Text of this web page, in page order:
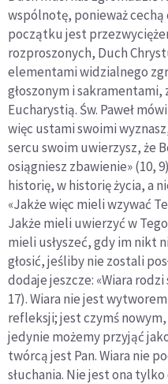
wspólnotę, ponieważ
początku jest
rozproszonych, Duch
elementami widzialnego
głoszonym i sakramentami,
Eucharystią. Św. Paweł
więc ustami swoimi
sercu swoim uwierzysz, że
osiągniesz zbawienie» (10,
historię, w historię życia, a
«Jakże więc mieli wzywać
Jakże mieli uwierzyć w
mieli usłyszeć, gdy im nikt
głosić, jeśliby nie zostali
dodaje jeszcze: «Wiara rodzi
17). Wiara nie jest
refleksji; jest czymś
jedynie możemy przyjąć
twórcą jest Pan. Wiara nie
słuchania. Nie jest ona